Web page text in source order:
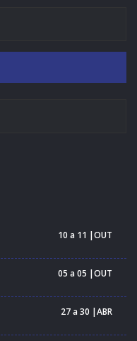
10 a 11 |OUT
05 a 05 |OUT
27 a 30 |ABR